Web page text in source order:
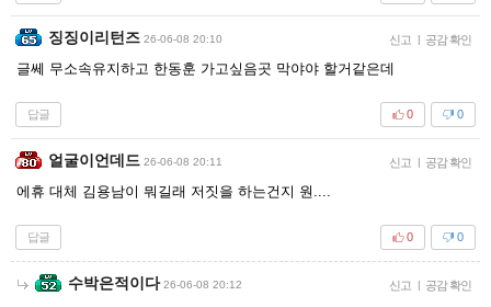
징징이리턴즈 26-06-08 20:10 신고 | 공감 확인
글쎄 무소속유지하고 한동훈 가고싶음곳 막야야 할거같은데
답글 0
0
얼굴이언데드 26-06-08 20:11 신고 | 공감 확인
에휴 대체 김용남이 뭐길래 저짓을 하는건지 원....
답글 0
0
수박은적이다 26-06-08 20:12 신고 | 공감 확인